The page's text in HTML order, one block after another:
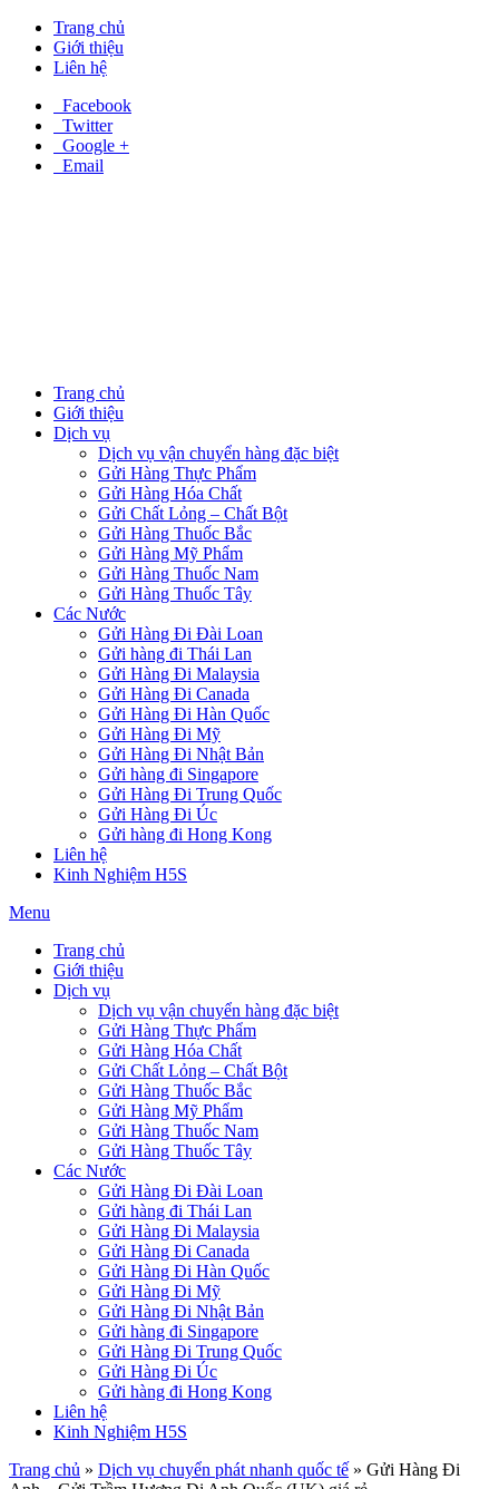
Trang chủ
Giới thiệu
Liên hệ
Facebook
Twitter
Google +
Email
Trang chủ
Giới thiệu
Dịch vụ
Dịch vụ vận chuyển hàng đặc biệt
Gửi Hàng Thực Phẩm
Gửi Hàng Hóa Chất
Gửi Chất Lỏng – Chất Bột
Gửi Hàng Thuốc Bắc
Gửi Hàng Mỹ Phẩm
Gửi Hàng Thuốc Nam
Gửi Hàng Thuốc Tây
Các Nước
Gửi Hàng Đi Đài Loan
Gửi hàng đi Thái Lan
Gửi Hàng Đi Malaysia
Gửi Hàng Đi Canada
Gửi Hàng Đi Hàn Quốc
Gửi Hàng Đi Mỹ
Gửi Hàng Đi Nhật Bản
Gửi hàng đi Singapore
Gửi Hàng Đi Trung Quốc
Gửi Hàng Đi Úc
Gửi hàng đi Hong Kong
Liên hệ
Kinh Nghiệm H5S
Menu
Trang chủ
Giới thiệu
Dịch vụ
Dịch vụ vận chuyển hàng đặc biệt
Gửi Hàng Thực Phẩm
Gửi Hàng Hóa Chất
Gửi Chất Lỏng – Chất Bột
Gửi Hàng Thuốc Bắc
Gửi Hàng Mỹ Phẩm
Gửi Hàng Thuốc Nam
Gửi Hàng Thuốc Tây
Các Nước
Gửi Hàng Đi Đài Loan
Gửi hàng đi Thái Lan
Gửi Hàng Đi Malaysia
Gửi Hàng Đi Canada
Gửi Hàng Đi Hàn Quốc
Gửi Hàng Đi Mỹ
Gửi Hàng Đi Nhật Bản
Gửi hàng đi Singapore
Gửi Hàng Đi Trung Quốc
Gửi Hàng Đi Úc
Gửi hàng đi Hong Kong
Liên hệ
Kinh Nghiệm H5S
Trang chủ » Dịch vụ chuyển phát nhanh quốc tế » Gửi Hàng Đi